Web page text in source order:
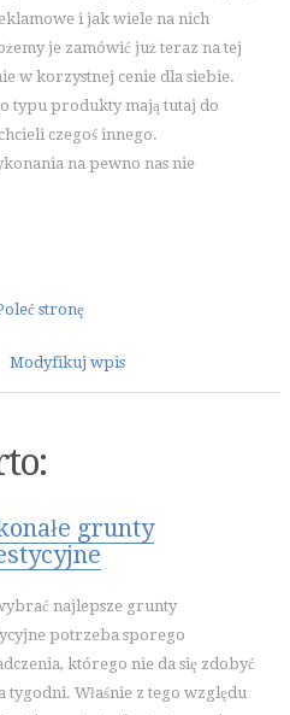
ŁAZIENKI
RTV, AGD
ZWIERZĄT
KOMISY
RELATIONS
i jak wiele na nich
je zamówić już teraz na tej
w korzystnej cenie dla siebie.
typu produkty mają tutaj do
czegoś innego.
na pewno nas nie
stronę
Modyfikuj wpis
grunty
najlepsze grunty
potrzeba sporego
którego nie da się zdobyć
tygodni. Właśnie z tego względu